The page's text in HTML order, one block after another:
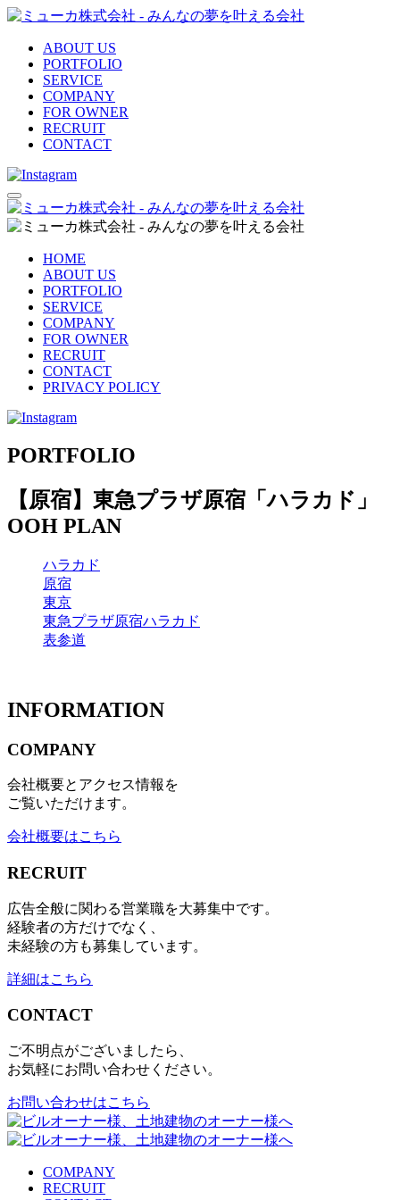
ABOUT US
PORTFOLIO
SERVICE
COMPANY
FOR OWNER
RECRUIT
CONTACT
HOME
ABOUT US
PORTFOLIO
SERVICE
COMPANY
FOR OWNER
RECRUIT
CONTACT
PRIVACY POLICY
PORTFOLIO
【原宿】東急プラザ原宿「ハラカド」
OOH PLAN
ハラカド
原宿
東京
東急プラザ原宿ハラカド
表参道
INFORMATION
COMPANY
会社概要とアクセス情報を
ご覧いただけます。
会社概要はこちら
RECRUIT
広告全般に関わる営業職を大募集中です。
経験者の方だけでなく、
未経験の方も募集しています。
詳細はこちら
CONTACT
ご不明点がございましたら、
お気軽にお問い合わせください。
お問い合わせはこちら
COMPANY
RECRUIT